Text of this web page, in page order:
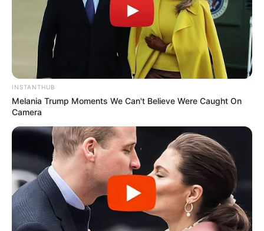
INSTANTHUB
Melania Trump Moments We Can't Believe Were Caught On
Camera